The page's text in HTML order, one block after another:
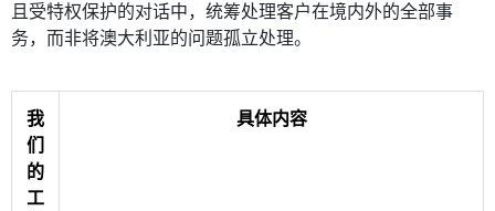
且受特权保护的对话中，统筹处理客户在境内外的全部事
务，而非将澳大利亚的问题孤立处理。
我
们
的
工
具体内容